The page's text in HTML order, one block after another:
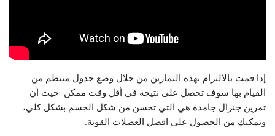
إذا قمت بالالتزام بهذه التمارين من خلال وضع جدول منتظم من
القيام بها سوف تحصل على نتيجة في أقل وقت ممكن حيث أن
تمرين جنرال جامدة هي التي تحسن من شكل الجسم بشكل كلي،
وتمكنك من الحصول على افضل العضلات القوية.